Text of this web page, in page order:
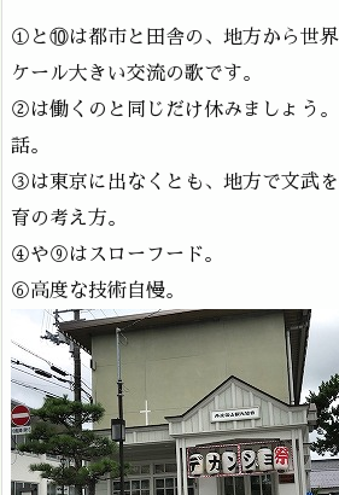
①と⑩は都市と田舎の、地方から世界
ケール大きい交流の歌です。
②は働くのと同じだけ休みましょう
話。
③は東京に出なくとも、地方で文武
育の考え方。
④や⑨はスローフード。
⑥高度な技術自慢。